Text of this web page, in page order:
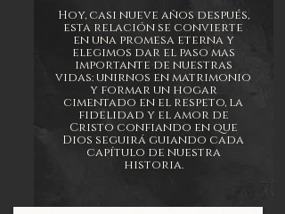
Hoy, casi nueve años después,
esta relación se convierte
en una promesa eterna y
elegimos dar el paso mas
importante de nuestras
vidas: unirnos en matrimonio
y formar un hogar
cimentado en el respeto, la
fidelidad y el amor de
Cristo confiando en que
Dios seguirá guiando cada
capítulo de nuestra
historia.